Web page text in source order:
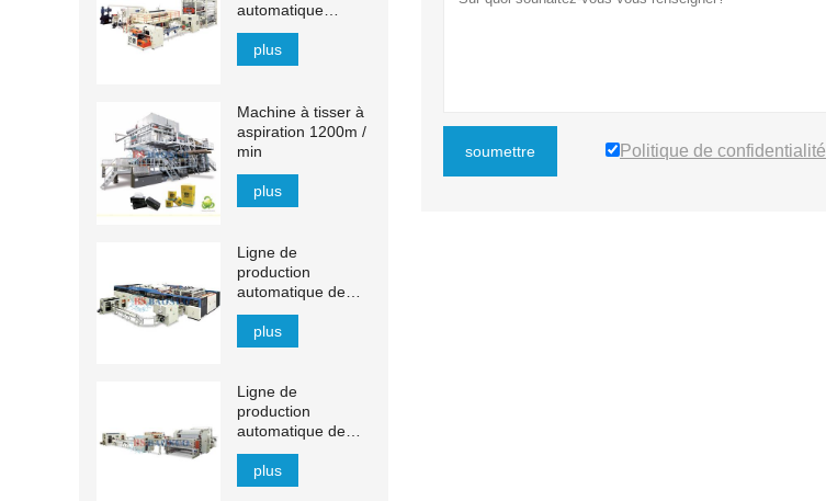
soumettre Politique de confidentialité
automatique
d'essuie-mains en
papier à transfert
MJN-PL
plus
Machine à tisser à
aspiration 1200m /
min
plus
Ligne de
production
automatique de
mouchoirs YH-FG
plus
Ligne de
production
automatique de
mouchoirs en
papier à transfert
automatique de
plus